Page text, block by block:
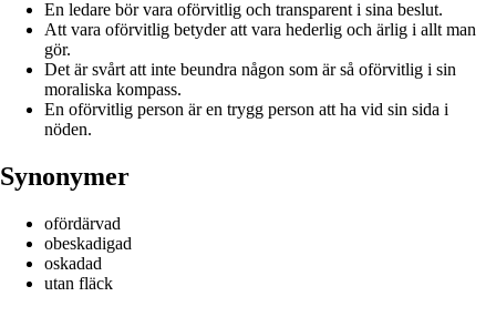
En ledare bör vara oförvitlig och transparent i sina beslut.
Att vara oförvitlig betyder att vara hederlig och ärlig i allt man
gör.
Det är svårt att inte beundra någon som är så oförvitlig i sin
moraliska kompass.
En oförvitlig person är en trygg person att ha vid sin sida i
nöden.
Synonymer
ofördärvad
obeskadigad
oskadad
utan fläck